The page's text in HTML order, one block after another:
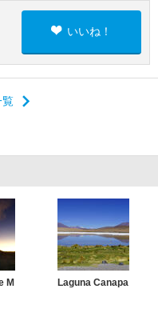
いいね！
覧
M
Laguna Canapa